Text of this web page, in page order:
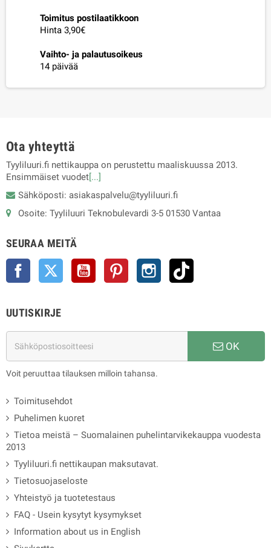
Toimitus postilaatikkoon
Hinta 3,90€
Vaihto- ja palautusoikeus
14 päivää
Ota yhteyttä
Tyyliluuri.fi nettikauppa on perustettu maaliskuussa 2013.
Ensimmäiset vuodet[...]
Sähköposti: asiakaspalvelu@tyyliluuri.fi
Osoite: Tyyliluuri Teknobulevardi 3-5 01530 Vantaa
SEURAA MEITÄ
Facebook Twitter YouTube Pinterest Instagram
UUTISKIRJE
OK
Voit peruuttaa tilauksen milloin tahansa.
Toimitusehdot
Puhelimen kuoret
Tietoa meistä – Suomalainen puhelintarvikekauppa vuodesta
2013
Tyyliluuri.fi nettikaupan maksutavat.
Tietosuojaseloste
Yhteistyö ja tuotetestaus
FAQ - Usein kysytyt kysymykset
Information about us in English